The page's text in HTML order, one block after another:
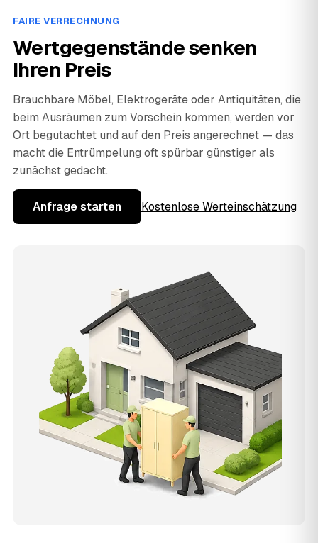
FAIRE VERRECHNUNG
Wertgegenstände senken
Ihren Preis
Brauchbare Möbel, Elektrogeräte oder Antiquitäten, die
beim Ausräumen zum Vorschein kommen, werden vor
Ort begutachtet und auf den Preis angerechnet — das
macht die Entrümpelung oft spürbar günstiger als
zunächst gedacht.
Anfrage starten Kostenlose Werteinschätzung